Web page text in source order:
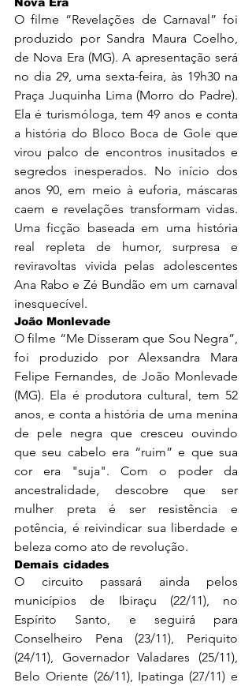
O filme “Revelações de Carnaval” foi
produzido por Sandra Maura Coelho,
de Nova Era (MG). A apresentação será
no dia 29, uma sexta-feira, às 19h30 na
Praça Juquinha Lima (Morro do Padre).
Ela é turismóloga, tem 49 anos e conta
a história do Bloco Boca de Gole que
virou palco de encontros inusitados e
segredos inesperados. No início dos
anos 90, em meio à euforia, máscaras
caem e revelações transformam vidas.
Uma ficção baseada em uma história
real repleta de humor, surpresa e
reviravoltas vivida pelas adolescentes
Ana Rabo e Zé Bundão em um carnaval
inesquecível.
João Monlevade
O filme “Me Disseram que Sou Negra”,
foi produzido por Alexsandra Mara
Felipe Fernandes, de João Monlevade
(MG). Ela é produtora cultural, tem 52
anos, e conta a história de uma menina
de pele negra que cresceu ouvindo
que seu cabelo era “ruim” e que sua
cor era "suja". Com o poder da
ancestralidade, descobre que ser
mulher preta é ser resistência e
potência, é reivindicar sua liberdade e
beleza como ato de revolução.
Demais cidades
O circuito passará ainda pelos
municípios de Ibiraçu (22/11), no
Espírito Santo, e seguirá para
Conselheiro Pena (23/11), Periquito
(24/11), Governador Valadares (25/11),
Belo Oriente (26/11), Ipatinga (27/11) e